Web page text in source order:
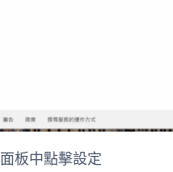
板中點擊設定